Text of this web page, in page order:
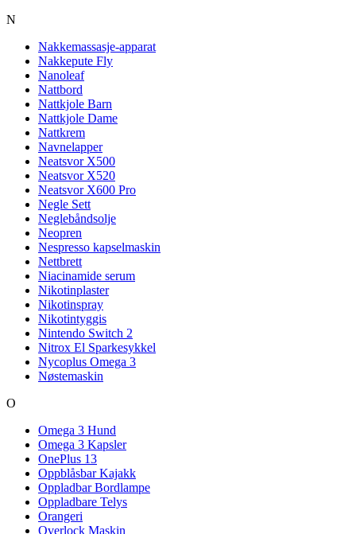
N
Nakkemassasje-apparat
Nakkepute Fly
Nanoleaf
Nattbord
Nattkjole Barn
Nattkjole Dame
Nattkrem
Navnelapper
Neatsvor X500
Neatsvor X520
Neatsvor X600 Pro
Negle Sett
Neglebåndsolje
Neopren
Nespresso kapselmaskin
Nettbrett
Niacinamide serum
Nikotinplaster
Nikotinspray
Nikotintyggis
Nintendo Switch 2
Nitrox El Sparkesykkel
Nycoplus Omega 3
Nøstemaskin
O
Omega 3 Hund
Omega 3 Kapsler
OnePlus 13
Oppblåsbar Kajakk
Oppladbar Bordlampe
Oppladbare Telys
Orangeri
Overlock Maskin